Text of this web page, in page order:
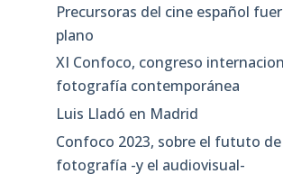
Precursoras del cine español
plano
XI Confoco, congreso
fotografía contemporánea
Luis Lladó en Madrid
Confoco 2023, sobre el fututo de
fotografía -y el audiovisual-